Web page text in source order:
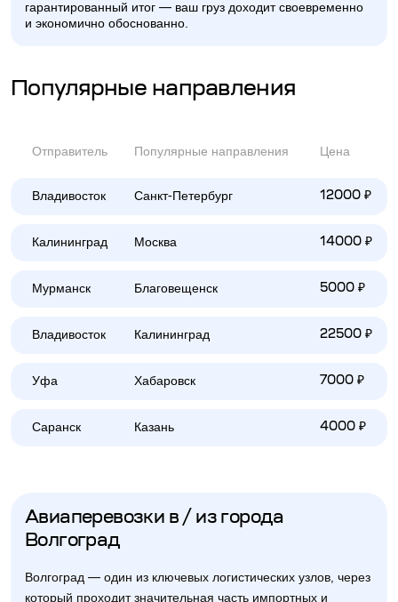
гарантированный итог — ваш груз доходит своевременно
и экономично обоснованно.
Популярные направления
Отправитель Популярные направления Цена
Владивосток Санкт-Петербург 12000 ₽
Калининград Москва 14000 ₽
Мурманск Благовещенск 5000 ₽
Владивосток Калининград 22500 ₽
Уфа Хабаровск 7000 ₽
Саранск Казань 4000 ₽
Авиаперевозки в / из города
Волгоград
Волгоград — один из ключевых логистических узлов, через
который проходит значительная часть импортных и